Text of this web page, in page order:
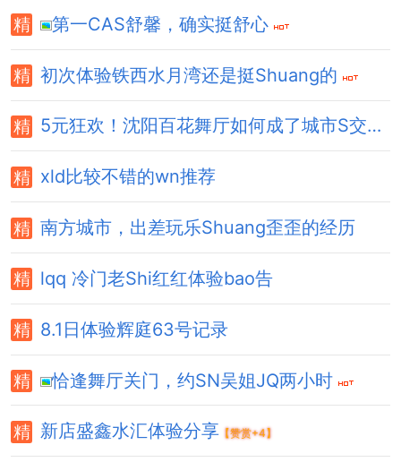
第一CAS舒馨，确实挺舒心
初次体验铁西水月湾还是挺Shuang的
5元狂欢！沈阳百花舞厅如何成了城市S交的“解压圣地”？
xld比较不错的wn推荐
南方城市，出差玩乐Shuang歪歪的经历
lqq 冷门老Shi红红体验bao告
8.1日体验辉庭63号记录
恰逢舞厅关门，约SN吴姐JQ两小时
新店盛鑫水汇体验分享 【赞赏+4】